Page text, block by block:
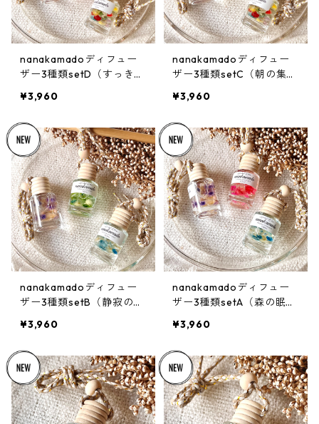
nanakamadoディフュー
ザー3種類setD（すっきり
¥3,960
nanakamadoディフュー
ザー3種類setC（朝の集中
¥3,960
nanakamadoディフュー
ザー3種類setB（静寂のハ
¥3,960
nanakamadoディフュー
ザー3種類setA（森の眠り
¥3,960